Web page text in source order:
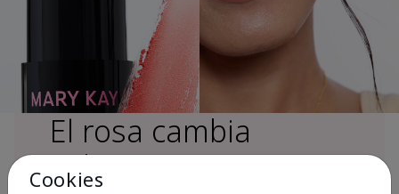
El rosa cambia
vidas®
Cookies